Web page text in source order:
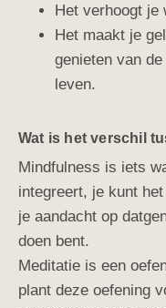
Het verhoogt je
Het maakt je
genieten van
leven.
Wat is het verschil
Mindfulness is iets
integreert, je kunt
je aandacht op
doen bent.
Meditatie is een
plant deze oefening